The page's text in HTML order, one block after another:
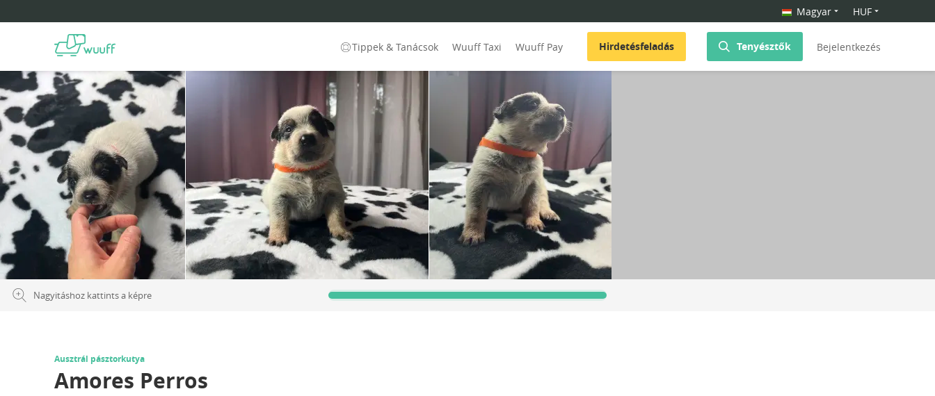
Magyar HUF
Tippek & Tanácsok Wuuff Taxi Wuuff Pay Hirdetésfeladás Tenyésztők Bejelentkezés
Nagyitáshoz kattints a képre
Ausztrál pásztorkutya
Amores Perros